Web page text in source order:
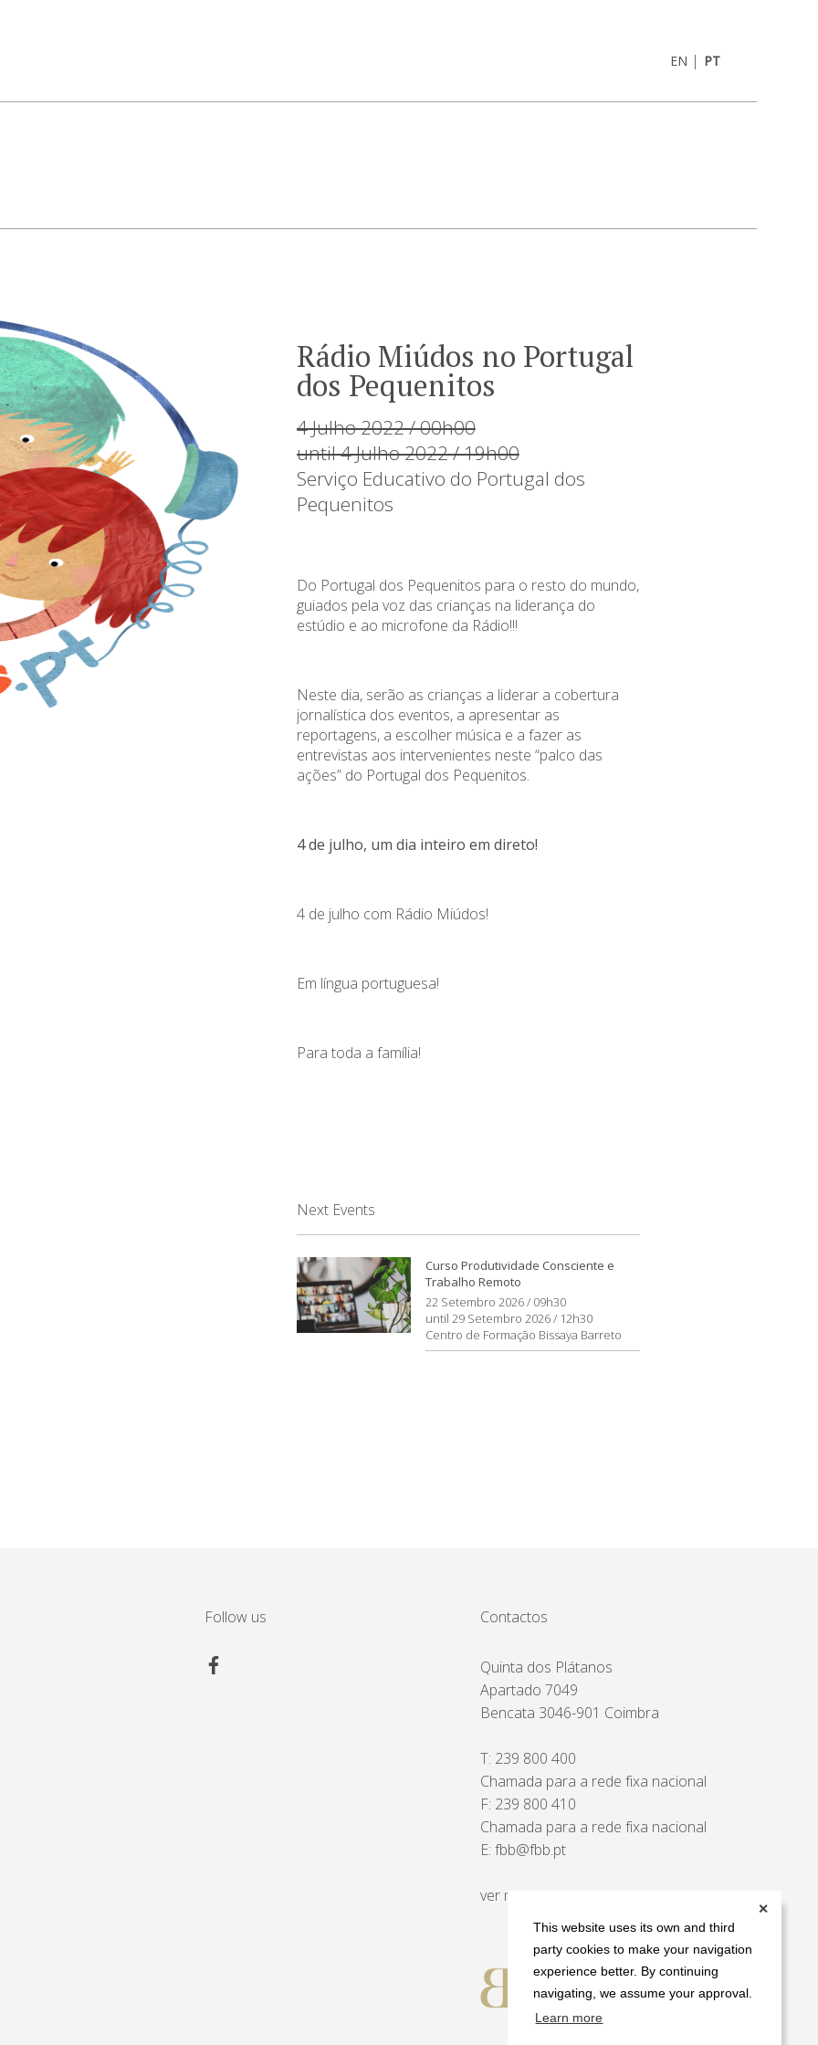
This website uses its own and third
party cookies to make your navigation
experience better. By continuing
navigating, we assume your approval.
Learn more
✕
EN | PT
Rádio Miúdos no Portugal
dos Pequenitos
4 Julho 2022 / 00h00
until 4 Julho 2022 / 19h00
Serviço Educativo do Portugal dos
Pequenitos
Do Portugal dos Pequenitos para o resto do mundo,
guiados pela voz das crianças na liderança do
estúdio e ao microfone da Rádio!!!
Neste dia, serão as crianças a liderar a cobertura
jornalística dos eventos, a apresentar as
reportagens, a escolher música e a fazer as
entrevistas aos intervenientes neste “palco das
ações” do Portugal dos Pequenitos.
4 de julho, um dia inteiro em direto!
4 de julho com Rádio Miúdos!
Em língua portuguesa!
Para toda a família!
Next Events
Curso Produtividade Consciente e
Trabalho Remoto
22 Setembro 2026 / 09h30
until 29 Setembro 2026 / 12h30
Centro de Formação Bissaya Barreto
Follow us Contactos
Quinta dos Plátanos
Apartado 7049
Bencata 3046-901 Coimbra
T: 239 800 400
Chamada para a rede fixa nacional
F: 239 800 410
Chamada para a rede fixa nacional
E:fbb@fbb.pt
ver mapa